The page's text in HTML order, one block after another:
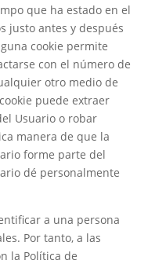
que ha estado en el
justo antes y después
cookie permite
con el número de
otro medio de
puede extraer
Usuario o robar
manera de que la
forme parte del
dé personalmente
a una persona
Por tanto, a las
la Política de